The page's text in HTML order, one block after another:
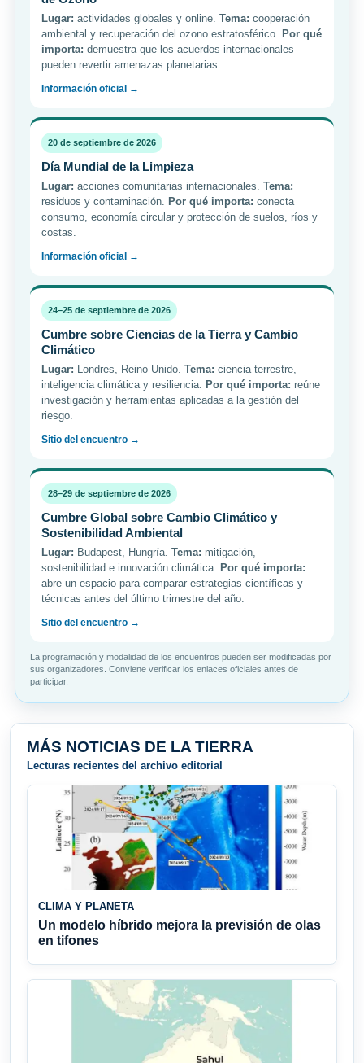
Lugar: actividades globales y online. Tema: cooperación
ambiental y recuperación del ozono estratosférico. Por qué
importa: demuestra que los acuerdos internacionales
pueden revertir amenazas planetarias.
Información oficial →
20 de septiembre de 2026
Día Mundial de la Limpieza
Lugar: acciones comunitarias internacionales. Tema:
residuos y contaminación. Por qué importa: conecta
consumo, economía circular y protección de suelos, ríos y
costas.
Información oficial →
24–25 de septiembre de 2026
Cumbre sobre Ciencias de la Tierra y Cambio
Climático
Lugar: Londres, Reino Unido. Tema: ciencia terrestre,
inteligencia climática y resiliencia. Por qué importa: reúne
investigación y herramientas aplicadas a la gestión del
riesgo.
Sitio del encuentro →
28–29 de septiembre de 2026
Cumbre Global sobre Cambio Climático y
Sostenibilidad Ambiental
Lugar: Budapest, Hungría. Tema: mitigación,
sostenibilidad e innovación climática. Por qué importa:
abre un espacio para comparar estrategias científicas y
técnicas antes del último trimestre del año.
Sitio del encuentro →
La programación y modalidad de los encuentros pueden ser modificadas por
sus organizadores. Conviene verificar los enlaces oficiales antes de
participar.
MÁS NOTICIAS DE LA TIERRA
Lecturas recientes del archivo editorial
CLIMA Y PLANETA
Un modelo híbrido mejora la previsión de olas
en tifones